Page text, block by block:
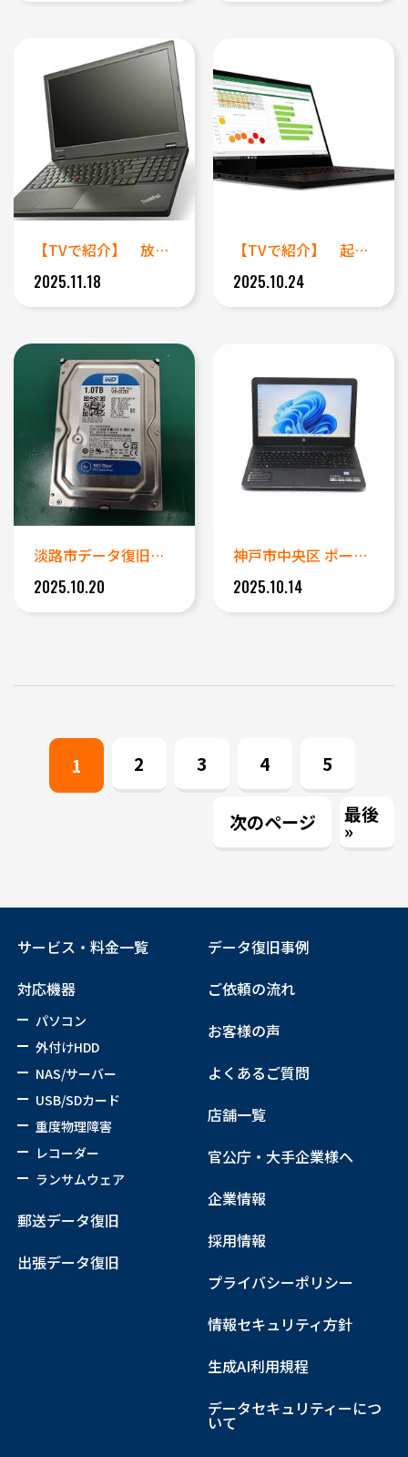
【TVで紹介】 放置していたノ...
2025.11.18
【TVで紹介】 起動ができなく...
2025.10.24
淡路市データ復旧事例｜WD10...
2025.10.20
神戸市中央区 ポートアイランド...
2025.10.14
1 2 3 4 5
次のページ 最後
»
サービス・料金一覧
対応機器
パソコン
外付けHDD
NAS/サーバー
USB/SDカード
重度物理障害
レコーダー
ランサムウェア
郵送データ復旧
出張データ復旧
データ復旧事例
ご依頼の流れ
お客様の声
よくあるご質問
店舗一覧
官公庁・大手企業様へ
企業情報
採用情報
プライバシーポリシー
情報セキュリティ方針
生成AI利用規程
データセキュリティーにつ
いて